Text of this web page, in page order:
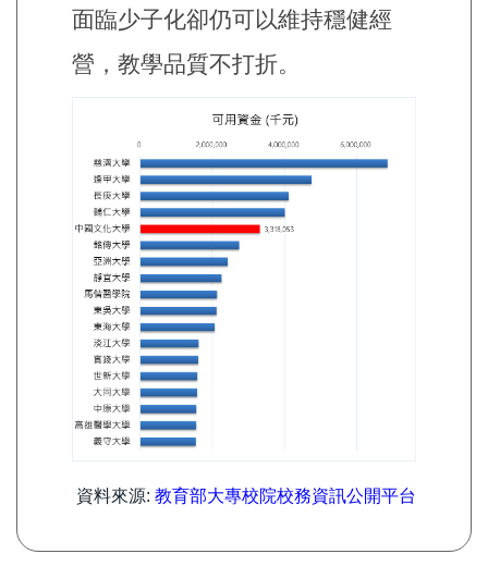
面臨少子化卻仍可以維持穩健經
營，教學品質不打折。
資料來源: 教育部大專校院校務資訊公開平台